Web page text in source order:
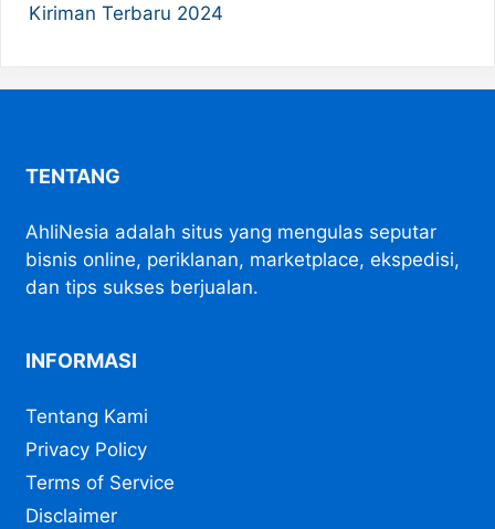
Kiriman Terbaru 2024
TENTANG
AhliNesia adalah situs yang mengulas seputar
bisnis online, periklanan, marketplace, ekspedisi,
dan tips sukses berjualan.
INFORMASI
Tentang Kami
Privacy Policy
Terms of Service
Disclaimer